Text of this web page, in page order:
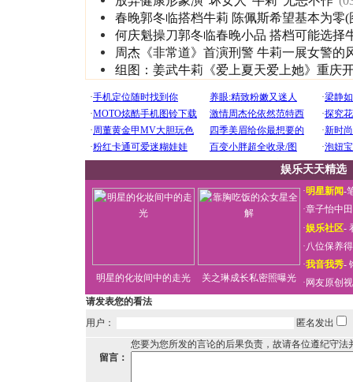
春晚郭冬临搭档牛莉 陈佩斯希望基本为零(
何庆魁操刀郭冬临春晚小品 搭档可能选择
周杰《非常道》首演刑警 牛莉一展女警的
组图：姜武牛莉《爱上夏天爱上她》重庆
娱乐天天精选
明星的化妆间中的走光 关之琳成长私密照曝光
·明星新闻-
·章子怡中
·娱乐社区-
·八位保养
·我音我秀-
· 网友原创
请发表您的看法
用户：
匿名发出
您要为您所发的言论的后果负责，故请各位遵纪守法
留言：